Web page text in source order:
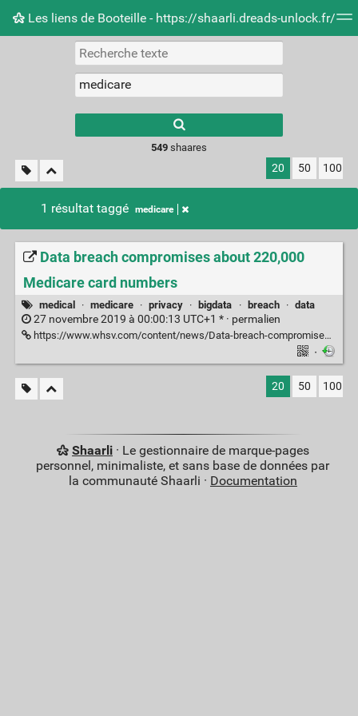
Les liens de Booteille - https://shaarli.dreads-unlock.fr/
Nuage de tags Mur d'images
results.
549shaares
20 50 100
1 résultat taggé medicare
Data breach compromises about 220,000
Medicare card numbers
medical · medicare · privacy · bigdata · breach · data
27 novembre 2019 à 00:00:13 UTC+1 * · permalien
https://www.whsv.com/content/news/Data-breach-compromises-about-220000-Medicare-card-numbers-565437381.html
·
20 50 100
Shaarli· Le gestionnaire de marque-pages
personnel, minimaliste, et sans base de données par
la communauté Shaarli · Documentation